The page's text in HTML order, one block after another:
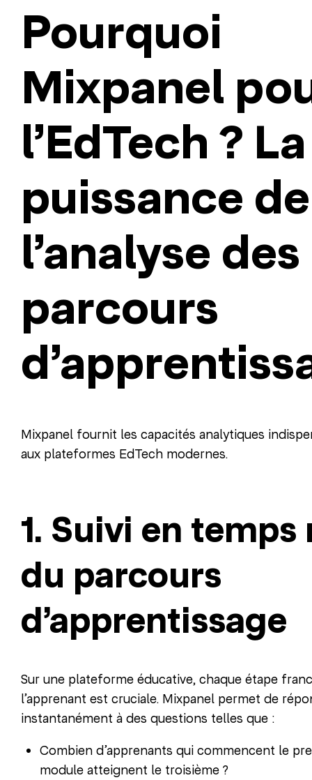
Pourquoi
Mixpanel
l’EdTech ? La
puissance de
l’analyse des
parcours
Mixpanel fournit les capacités analytiques
aux plateformes EdTech modernes.
1. Suivi en temps
du parcours
d’apprentissage
Sur une plateforme éducative, chaque étape
l’apprenant est cruciale. Mixpanel permet de
instantanément à des questions telles que :
Combien d’apprenants qui commencent le
module atteignent le troisième ?